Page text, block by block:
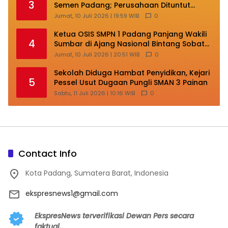
3
Semen Padang; Perusahaan Dituntut
Lakukan Transformasi
Jumat, 10 Juli 2026 | 19:59 WIB 0
4
Ketua OSIS SMPN 1 Padang Panjang Wakili
Sumbar di Ajang Nasional Bintang Sobat
SMP
Jumat, 10 Juli 2026 | 20:51 WIB 0
5
Sekolah Diduga Hambat Penyidikan, Kejari
Pessel Usut Dugaan Pungli SMAN 3 Painan
Sabtu, 11 Juli 2026 | 10:16 WIB 0
Contact Info
Kota Padang, Sumatera Barat, Indonesia
ekspresnews1@gmail.com
EkspresNews terverifikasi Dewan Pers secara